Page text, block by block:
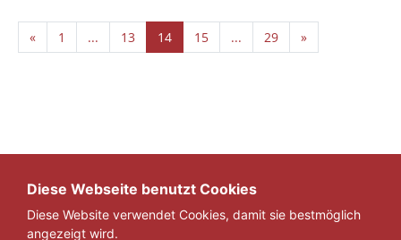
« 1 ... 13 14 15 ... 29 »
Diese Webseite benutzt Cookies
Diese Website verwendet Cookies, damit sie bestmöglich
angezeigt wird.